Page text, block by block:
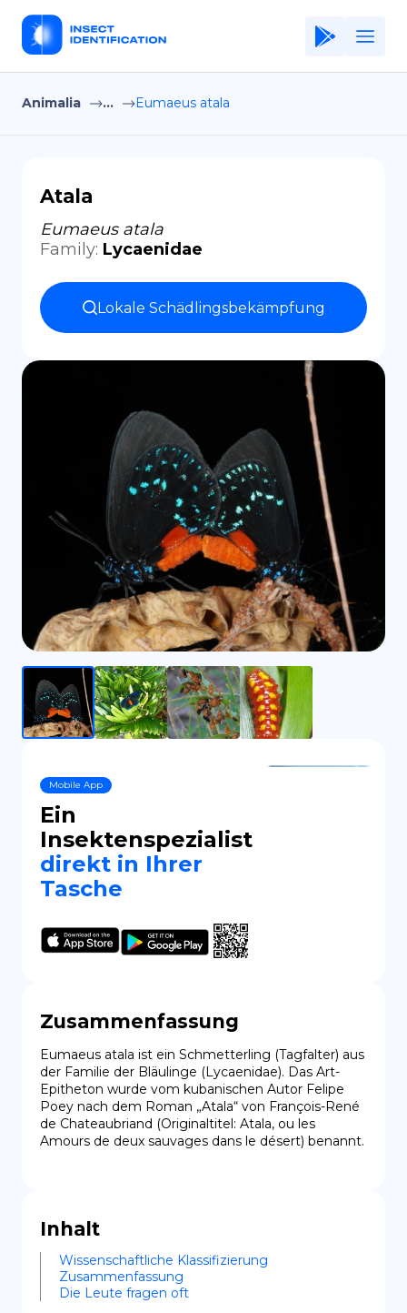
Home
Privacy Policy
EN
ES
Animalia ... Eumaeus atala
Atala
Eumaeus atala
Family: Lycaenidae
Lokale Schädlingsbekämpfung
Mobile App
Ein
Insektenspezialist
direkt in Ihrer
Tasche
Zusammenfassung
Eumaeus atala ist ein Schmetterling (Tagfalter) aus
der Familie der Bläulinge (Lycaenidae). Das Art-
Epitheton wurde vom kubanischen Autor Felipe
Poey nach dem Roman „Atala“ von François-René
de Chateaubriand (Originaltitel: Atala, ou les
Amours de deux sauvages dans le désert) benannt.
Inhalt
Wissenschaftliche Klassifizierung
Zusammenfassung
Die Leute fragen oft